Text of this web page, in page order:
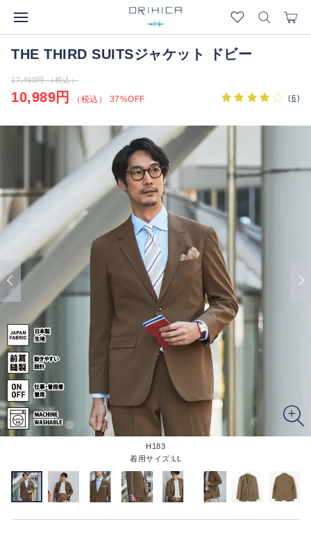
THE THIRD SUITSジャケット ドビー
17,490円 （税込）
10,989円 （税込） 37%OFF (6)
H183
着用サイズ:LL